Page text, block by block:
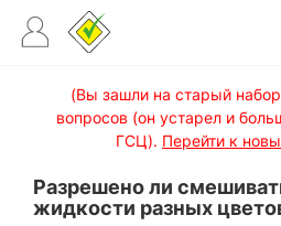
(Вы зашли на старый
вопросов (он устарел и
ГСЦ). Перейти к
Разрешено ли
жидкости разных